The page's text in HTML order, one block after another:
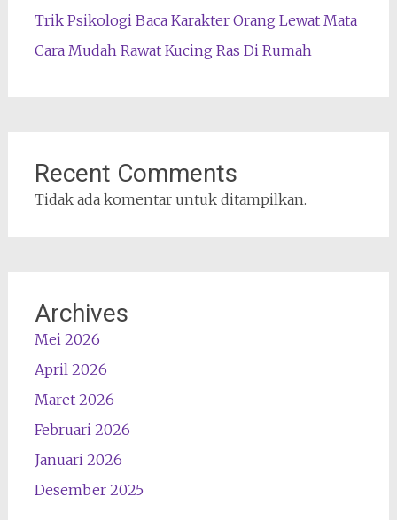
Trik Psikologi Baca Karakter Orang Lewat Mata
Cara Mudah Rawat Kucing Ras Di Rumah
Recent Comments
Tidak ada komentar untuk ditampilkan.
Archives
Mei 2026
April 2026
Maret 2026
Februari 2026
Januari 2026
Desember 2025